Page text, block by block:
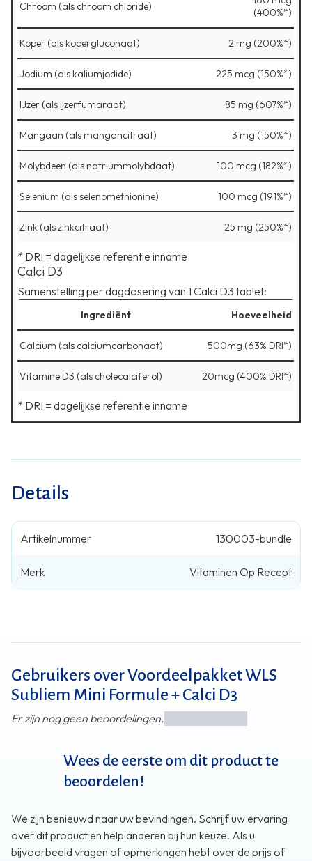
Details
Artikelnummer 130003-bundle
Merk Vitaminen Op Recept
Chroom (als chroom chloride)
(400%*)
Koper (als kopergluconaat) 2 mg (200%*)
Jodium (als kaliumjodide) 225 mcg (150%*)
IJzer (als ijzerfumaraat) 85 mg (607%*)
Mangaan (als mangancitraat) 3 mg (150%*)
Molybdeen (als natriummolybdaat) 100 mcg (182%*)
Selenium (als selenomethionine) 100 mcg (191%*)
Zink (als zinkcitraat) 25 mg (250%*)
* DRI = dagelijkse referentie inname
Calci D3
Samenstelling per dagdosering van 1 Calci D3 tablet:
Ingrediënt Hoeveelheid
Calcium (als calciumcarbonaat) 500mg (63% DRI*)
Vitamine D3 (als cholecalciferol) 20mcg (400% DRI*)
* DRI = dagelijkse referentie inname
Gebruikers over Voordeelpakket WLS
Subliem Mini Formule + Calci D3
Er zijn nog geen beoordelingen.
Wees de eerste om dit product te
beoordelen!
We zijn benieuwd naar uw bevindingen. Schrijf uw ervaring
over dit product en help anderen bij hun keuze. Als u
bijvoorbeeld vragen of opmerkingen hebt over de prijs of